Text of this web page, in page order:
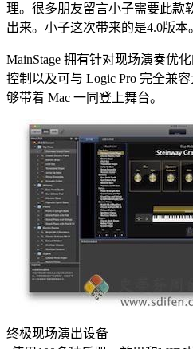
理。很多朋友留言小子需要此款
出来。小子这次带来的是4.0版本
MainStage 拥有针对现场演奏优
控制以及可与 Logic Pro 完全兼
够带着 Mac 一同登上舞台。
终极现场演出设备